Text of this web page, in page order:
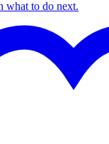
what to do next.